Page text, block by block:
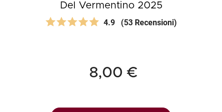
Del Vermentino 2025
4.9 (53 Recensioni)
8,00 €